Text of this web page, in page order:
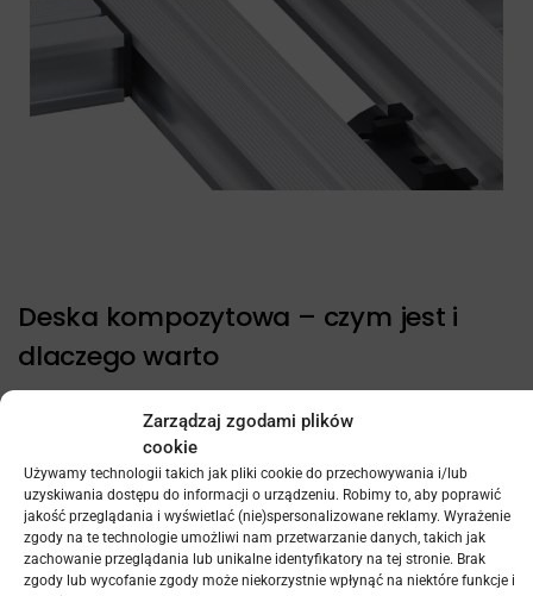
Zarządzaj zgodami plików
cookie
Używamy technologii takich jak pliki cookie do przechowywania i/lub
uzyskiwania dostępu do informacji o urządzeniu. Robimy to, aby poprawić
jakość przeglądania i wyświetlać (nie)spersonalizowane reklamy. Wyrażenie
zgody na te technologie umożliwi nam przetwarzanie danych, takich jak
zachowanie przeglądania lub unikalne identyfikatory na tej stronie. Brak
zgody lub wycofanie zgody może niekorzystnie wpłynąć na niektóre funkcje i
Deska kompozytowa – czym jest i
dlaczego warto
Kompozyt WPC to materiał zaprojektowany z myślą o
trwałości i ograniczeniu konieczności konserwacji. Łączy
właściwości drewna i tworzyw sztucznych, eliminując ich
słabsze strony.
Zalety kompozytu